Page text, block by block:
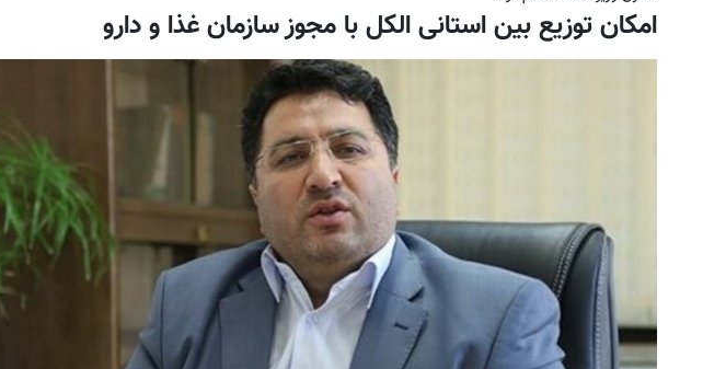
امکان توزیع بین استانی الکل با مجوز سازمان غذا و دارو